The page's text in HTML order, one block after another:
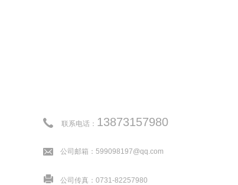
联系电话： 13873157980
公司邮箱：599098197@qq.com
公司传真：0731-82257980